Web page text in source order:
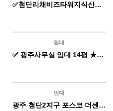
✅첨단리채비즈타워지식산업센터 사무실 전용 28평 1000 / 95
임대
✅ 광주사무실 임대 14평 ★착한임대료!
임대
광주 첨단2지구 포스코 더센텀하이테크 지식산업센터